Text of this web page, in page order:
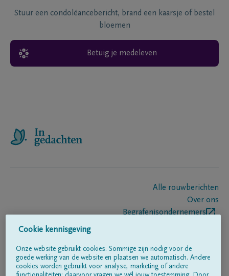
Stuur een condoléancebericht, brand een kaarsje of bestel
bloemen
Betuig je medeleven
Alle rouwberichten
Over ons
Begrafenisondernemers
Volg ons op
Cookie kennisgeving
Onze website gebruikt cookies. Sommige zijn nodig voor de
goede werking van de website en plaatsen we automatisch. Andere
cookies worden gebruikt voor analyse, marketing of andere